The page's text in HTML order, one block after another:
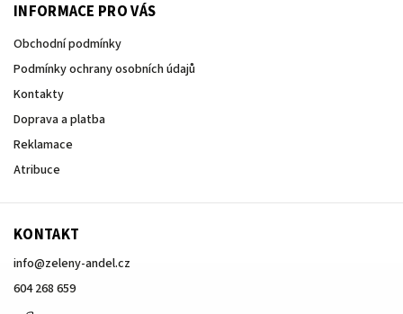
INFORMACE PRO VÁS
Obchodní podmínky
Podmínky ochrany osobních údajů
Kontakty
Doprava a platba
Reklamace
Atribuce
KONTAKT
info@zeleny-andel.cz
604 268 659